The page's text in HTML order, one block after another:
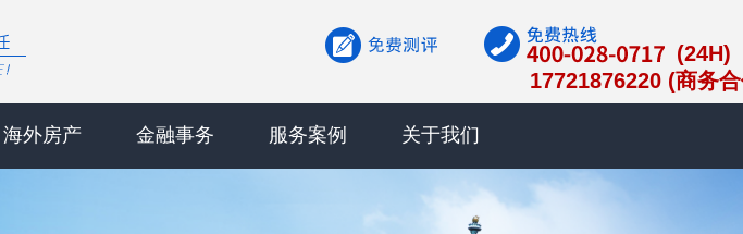
(24H)
17721876220 (商务
海外房产 金融事务 服务案例 关于我们